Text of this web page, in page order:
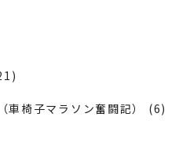
車椅子マラソン奮闘記） (6)